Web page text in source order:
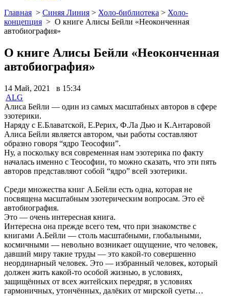
Главная > Синяя Линия > Холо-библиотека > Холо-
концепция > О книге Алисы Бейли «Неоконченная
автобиография»
О книге Алисы Бейли «Неоконченная
автобиография»
14 Май, 2021 в 15:34
ALG
Алиса Бейли — один из самых масштабных авторов в сфере
эзотерики.
Наряду с Е.Блаватской, Е.Рерих, Ф.Ла Дью и К.Антаровой
Алиса Бейли является автором, чьи работы составляют
образно говоря “ядро Теософии”.
Ну, а поскольку вся современная нам эзотерика по факту
началась именно с Теософии, то можно сказать, что эти пять
авторов представляют собой “ядро” всей эзотерики.
Среди множества книг А.Бейли есть одна, которая не
посвящена масштабным эзотерическим вопросам. Это её
автобиография.
Это — очень интересная книга.
Интересна она прежде всего тем, что при знакомстве с
книгами А.Бейли — столь масштабными, глобальными,
космичными — невольно возникает ощущение, что человек,
давший миру такие труды — это какой-то совершенно
неординарный человек. Это — избранный человек, который
должен жить какой-то особой жизнью, в условиях,
защищённых от всех житейских передряг, в условиях
гармоничных, утончённых, далёких от мирской суеты…